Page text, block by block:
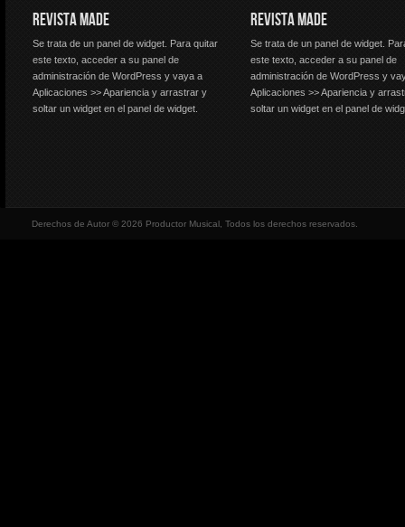
REVISTA MADE
Se trata de un panel de widget. Para quitar
este texto, acceder a su panel de
administración de WordPress y vaya a
Aplicaciones >> Apariencia y arrastrar y
soltar un widget en el panel de widget.
REVISTA MADE
Se trata de un panel de widget.
este texto, acceder a su panel de
administración de WordPress y
Aplicaciones >> Apariencia y
soltar un widget en el panel de
Derechos de Autor © 2026 Productor Musical, Todos los derechos reservados.